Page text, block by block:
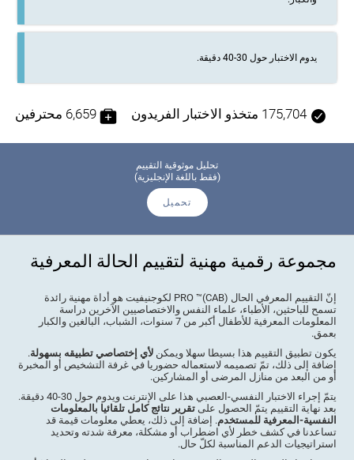
يدوم الاختبار حول 30-40 دقيقة.
175,704 متخذو الاختبار الفريدون
تحليل موثوقية التقييم
(فقط باللغة الإنجليزية)
تحميل
مجموعة رقمية مهنية لتقييم الحالة المعرفية
إنّ التقييم المعرفي الحال (CAB)™ PRO لكوجنيفيت هو أداة مهنية رائدة
تسمح للباحثين، الأطباء، علماء النفس والاختصاصيين الآخرين دراسة
المعلومات المعرفية للأطفال أكبر من 7 سنوات، الشباب، البالغين والكبار
بعمق.
يكون تطبيق التقييم هذا بسيطا سهلا ويمكنلأي إختصاصي تطبيقه بسهولة.
إضافة إلى ذلك، تمّ تصميمه لاستعماله حضوريا في غرفة التشخيص أو المخبرة
أو من البعد من منازل المرضى أو المشاركين.
يتمّ إجراء الاختبار النفسي-العصبي هذا على الإنترنت ويدوم حول 30-40 دقيقة.
بعد نهاية التقييم يتمّ الحصول علىتقرير نتائج كامل تلقائيا بالمعلومات
النفسية-المعرفية للمستخدم. إضافة إلى ذلك، يعطي معلومات قيمة قد
تساعدنا في كشف خطر لأي اضطراب أو مشكلة، معرفة شدته وتحديد
استراتيجيات الدعم المناسبة لكلّ حال.